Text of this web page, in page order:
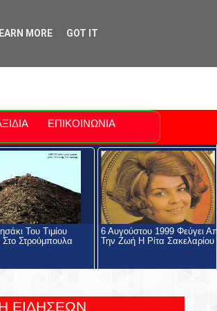
ΕΠΙΚΟΙΝΩΝΙΑ
Του Τιμίου
Στο Στρούμπουλα
6 Αυγούστου 1999 Φεύγει
Την Ζωή Η Ρίτα Σακελαρίου
ΕΙΔΗΣΕΩΝ
MORE GOT IT